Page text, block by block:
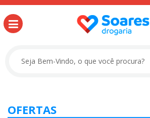
OFERTAS